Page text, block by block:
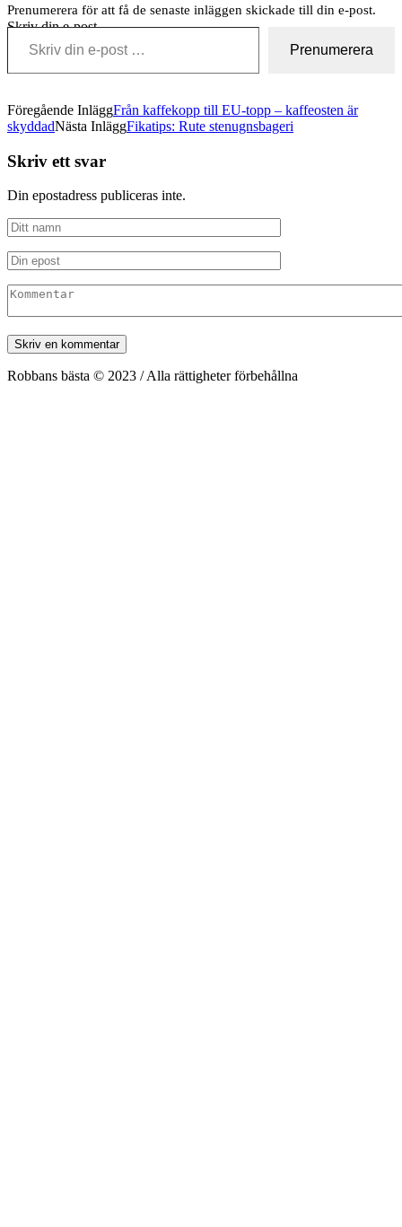
Prenumerera för att få de senaste inläggen skickade till din e-post.
Skriv din e-post …
Prenumerera
Föregående InläggFrån kaffekopp till EU-topp – kaffeosten är
skyddadNästa InläggFikatips: Rute stenugnsbageri
Skriv ett svar
Din epostadress publiceras inte.
Robbans bästa © 2023 / Alla rättigheter förbehållna